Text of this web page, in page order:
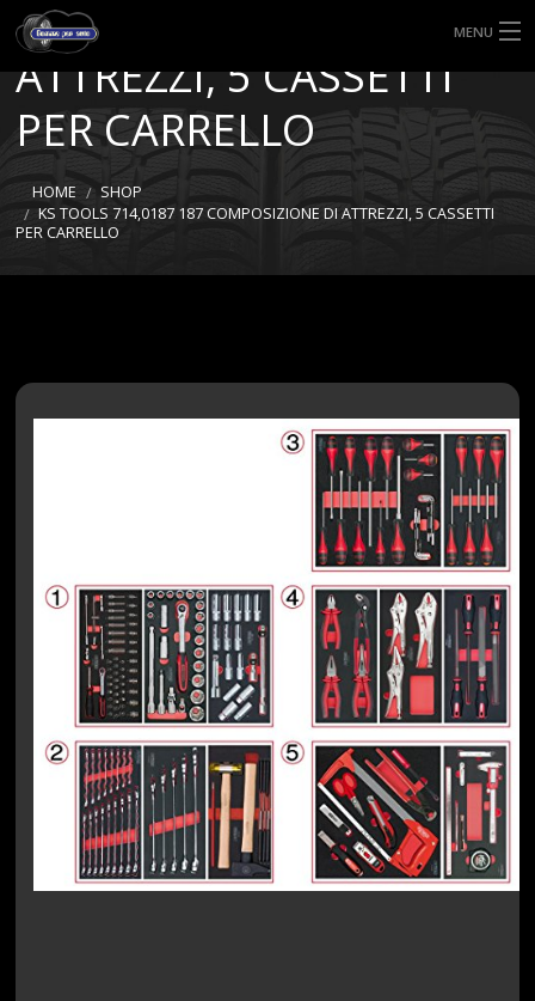
MENU
HOME
TIPI DI GOMME
MISURE GOMME
COMPOSIZIONE DI
ATTREZZI, 5 CASSETTI
PER CARRELLO
HOME
SHOP
KS TOOLS 714,0187 187 COMPOSIZIONE DI ATTREZZI, 5 CASSETTI
PER CARRELLO